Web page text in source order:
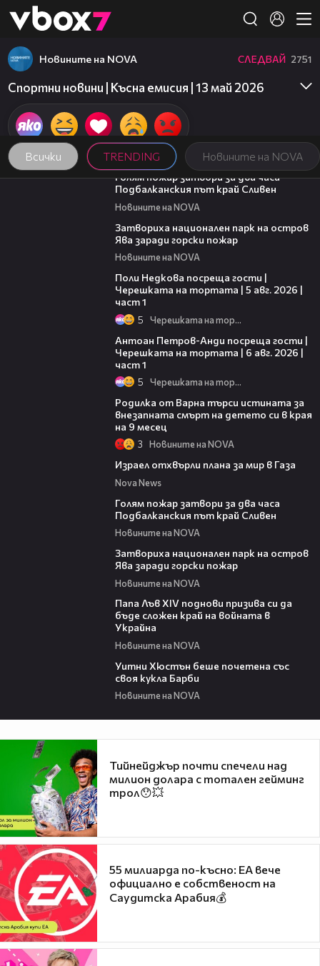
👾
Всички TRENDING Новините на NOVA
Новините на NOVA СЛЕДВАЙ 2751
Спортни новини | Късна емисия | 13 май 2026
00:36
Голям пожар затвори за два часа
Подбалканския път край Сливен
Новините на NOVA
Затвориха национален парк на остров
Ява заради горски пожар
Новините на NOVA
Поли Недкова посреща гости |
Черешката на тортата | 5 авг. 2026 |
част 1
5 Черешката на тортата
Антоан Петров-Анди посреща гости |
Черешката на тортата | 6 авг. 2026 |
част 1
5 Черешката на тортата
Родилка от Варна търси истината за
внезапната смърт на детето си в края
на 9 месец
3 Новините на NOVA
Израел отхвърли плана за мир в Газа
Nova News
Голям пожар затвори за два часа
Подбалканския път край Сливен
Новините на NOVA
Затвориха национален парк на остров
Ява заради горски пожар
Новините на NOVA
Папа Лъв XIV поднови призива си да
бъде сложен край на войната в
Украйна
Новините на NOVA
Уитни Хюстън беше почетена със
своя кукла Барби
Новините на NOVA
Тийнейджър почти спечели над
милион долара с тотален гейминг
трол😯💥
55 милиарда по-късно: EA вече
официално е собственост на
Саудитска Арабия💰